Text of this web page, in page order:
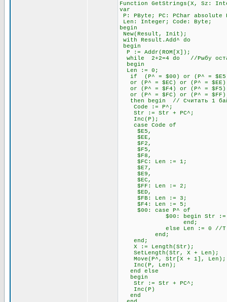
Function GetStrings(X, Sz:
var
P: PByte; PC: PChar absolute
Len: Integer; Code: Byte;
begin
New(Result, Init);
with Result.Add^ do
begin
P := Addr(ROM[X]);
while 2+2=4 do //Рыбу
begin
Len := 0;
if (P^ = $00) or (P^ = $E5)
or (P^ = $EC) or (P^ = $EE)
or (P^ = $F4) or (P^ = $F5)
or (P^ = $FC) or (P^ = $FF)
then begin // Считать 1
Code := P^;
Str := Str + PC^;
Inc(P);
case Code of
$E5,
$EE,
$F2,
$F5,
$F8,
$FC: Len := 1;
$E7,
$E9,
$EC,
$FF: Len := 2;
$ED,
$FB: Len := 3;
$F4: Len := 5;
$00: case P^ of
$00: begin Str := Str +
end;
else Len := 0 //Т.к. 00,
end;
end;
X := Length(Str);
SetLength(Str, X + Len);
Move(P^, Str[X + 1], Len);
Inc(P, Len);
end else
begin
Str := Str + PC^;
Inc(P)
end